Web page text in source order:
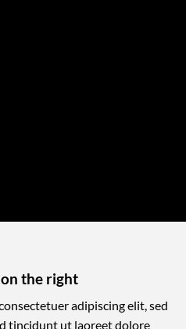
the right
adipiscing elit, sed
tincidunt ut laoreet dolore